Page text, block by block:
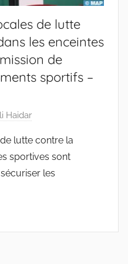
de lutte
les enceintes
de
sportifs –
Haidar
lutte contre la
sportives sont
les